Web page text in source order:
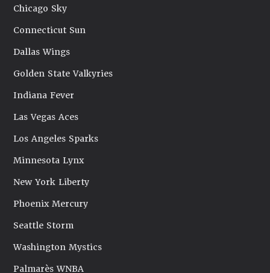
Chicago Sky
Connecticut Sun
Dallas Wings
Golden State Valkyries
Indiana Fever
Las Vegas Aces
Los Angeles Sparks
Minnesota Lynx
New York Liberty
Phoenix Mercury
Seattle Storm
Washington Mystics
Palmarès WNBA